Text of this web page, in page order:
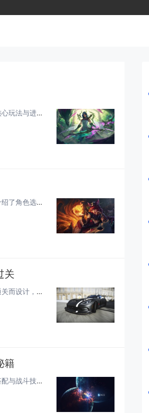
《雷电觉醒攻略大全：从入门到精通全面指南》系统地介绍了游戏的核心玩法与进阶技巧，内容涵盖角色选择、技能搭配、装备强化、副本通关策略及PVP对战要点，适合新手快速上手和老玩家提升实力，通过详细解析雷电属性机制与觉醒技能链，帮助玩家最大化输出效...
《雷电觉醒攻略大全》是一份从入门到精通的全方位游戏指南，系统介绍了角色选择、技能搭配、装备强化与副本通关技巧，内容涵盖新手初期资源分配建议、进阶战斗策略及PVP对战要点，帮助玩家快速掌握核心机制，同时提供高难度关卡应对方案与稀有道具获取途径...
关
《雷电觉醒攻略大全图》是一份详尽的图文教程，专为帮助玩家轻松通关而设计，内容涵盖游戏基础操作、关卡难点解析、敌人出没规律、道具使用技巧及BOSS战策略等全方位指导，通过清晰的图示与步骤说明，玩家可快速掌握战机选择、技能搭配与走位技巧，有效提...
籍
《雷电觉醒攻略》提供了一套详细的进阶指南，涵盖角色培养、技能搭配与战斗技巧，通过图文并茂的方式，玩家可清晰了解每个关键步骤，如如何高效获取资源、提升装备品质及突破等级瓶颈，攻略重点解析了雷电法师职业的觉醒条件与技能连招，帮助玩家最大化输出，...